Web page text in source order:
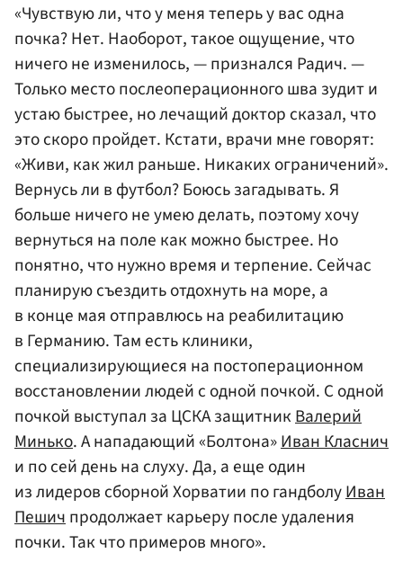
«Чувствую ли, что у меня теперь у вас одна
почка? Нет. Наоборот, такое ощущение, что
ничего не изменилось, — признался Радич. —
Только место послеоперационного шва зудит и
устаю быстрее, но лечащий доктор сказал, что
это скоро пройдет. Кстати, врачи мне говорят:
«Живи, как жил раньше. Никаких ограничений».
Вернусь ли в футбол? Боюсь загадывать. Я
больше ничего не умею делать, поэтому хочу
вернуться на поле как можно быстрее. Но
понятно, что нужно время и терпение. Сейчас
планирую съездить отдохнуть на море, а
в конце мая отправлюсь на реабилитацию
в Германию. Там есть клиники,
специализирующиеся на постоперационном
восстановлении людей с одной почкой. С одной
почкой выступал за ЦСКА защитникВалерий
Минько. А нападающий «Болтона»Иван Класнич
и по сей день на слуху. Да, а еще один
из лидеров сборной Хорватии по гандболуИван
Пешичпродолжает карьеру после удаления
почки. Так что примеров много».